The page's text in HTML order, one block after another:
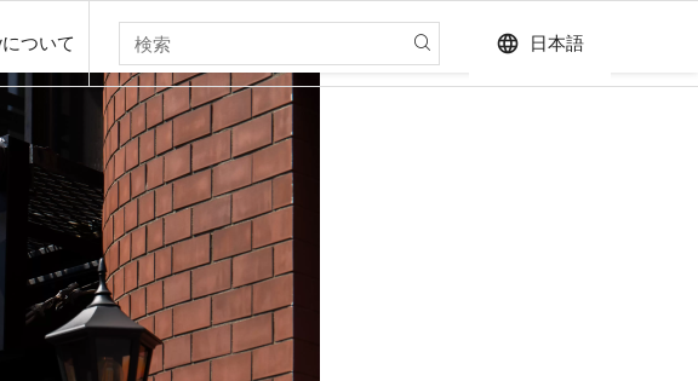
ついて language 日本語